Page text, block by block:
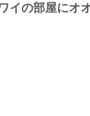
イの部屋にオ